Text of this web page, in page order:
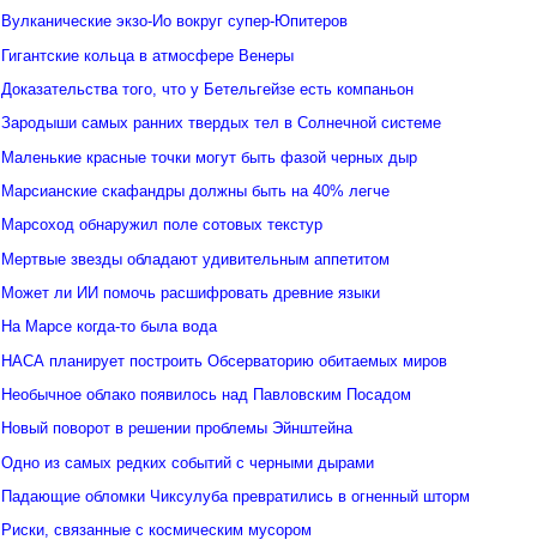
Вулканические экзо-Ио вокруг супер-Юпитеров
Гигантские кольца в атмосфере Венеры
Доказательства того, что у Бетельгейзе есть компаньон
Зародыши самых ранних твердых тел в Солнечной системе
Маленькие красные точки могут быть фазой черных дыр
Марсианские скафандры должны быть на 40% легче
Марсоход обнаружил поле сотовых текстур
Мертвые звезды обладают удивительным аппетитом
Может ли ИИ помочь расшифровать древние языки
На Марсе когда-то была вода
НАСА планирует построить Обсерваторию обитаемых миров
Необычное облако появилось над Павловским Посадом
Новый поворот в решении проблемы Эйнштейна
Одно из самых редких событий с черными дырами
Падающие обломки Чиксулуба превратились в огненный шторм
Риски, связанные с космическим мусором